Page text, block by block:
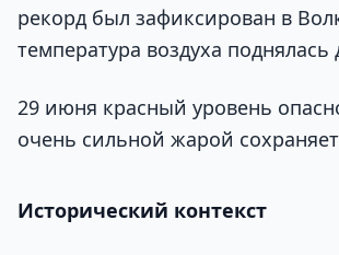
рекорд был зафиксирован в
температура воздуха поднялась
29 июня красный уровень
очень сильной жарой
Исторический контекст